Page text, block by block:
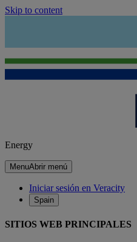
Skip to content
Energy
MenuAbrir menú
Iniciar sesión en Veracity
Spain
SITIOS WEB PRINCIPALES